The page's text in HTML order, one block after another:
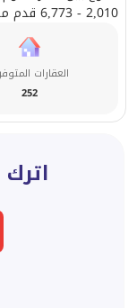
2,010 - 6,773 قدم مربع. ومعروض حاليًا للبيع 252 وحدة.
العقارات
252